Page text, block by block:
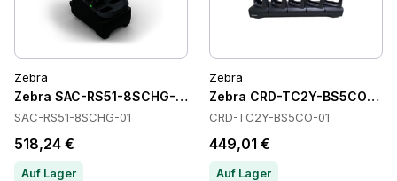
Zebra
Zebra SAC-RS51-8SCHG-01 Batteries
SAC-RS51-8SCHG-01
518,24 €
Auf Lager
Zebra
Zebra CRD-TC2Y-BS5CO-01
CRD-TC2Y-BS5CO-01
449,01 €
Auf Lager